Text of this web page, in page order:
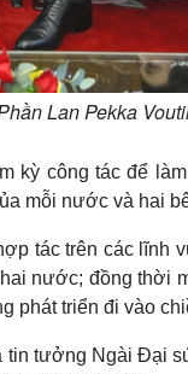
Lan Pekka
kỳ công tác để
mỗi nước và hai
tác trên các lĩnh
nước; đồng thời
phát triển đi vào
tưởng Ngài Đại